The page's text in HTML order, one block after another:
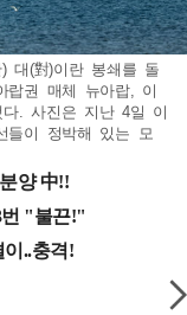
대(對)이란 봉쇄를 돌
랍권 매체 뉴아랍, 이
다. 사진은 지난 4일 이
들이 정박해 있는 모